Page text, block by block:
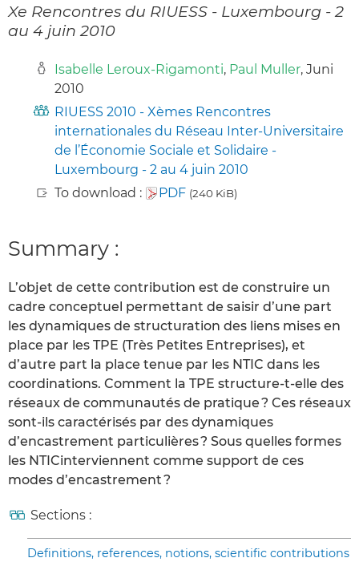
Xe Rencontres du RIUESS - Luxembourg - 2
au 4 juin 2010
Isabelle Leroux-Rigamonti, Paul Muller, Juni
2010
RIUESS 2010 - Xèmes Rencontres
internationales du Réseau Inter-Universitaire
de l’Économie Sociale et Solidaire -
Luxembourg - 2 au 4 juin 2010
To download :
PDF (240 KiB)
Summary :
L’objet de cette contribution est de construire un
cadre conceptuel permettant de saisir d’une part
les dynamiques de structuration des liens mises en
place par les TPE (Très Petites Entreprises), et
d’autre part la place tenue par les NTIC dans les
coordinations. Comment la TPE structure-t-elle des
réseaux de communautés de pratique ? Ces réseaux
sont-ils caractérisés par des dynamiques
d’encastrement particulières ? Sous quelles formes
les NTICinterviennent comme support de ces
modes d’encastrement ?
Sections :
Definitions, references, notions, scientific contributions